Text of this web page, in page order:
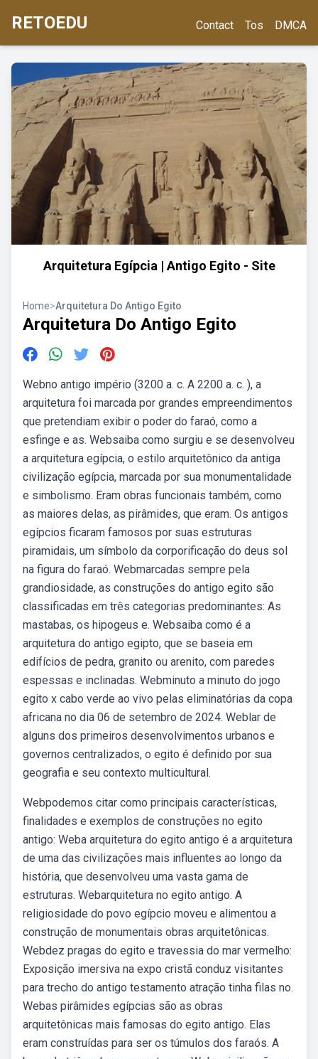
RETOEDU Contact Tos DMCA
Arquitetura Egípcia | Antigo Egito - Site
Home>Arquitetura Do Antigo Egito
Arquitetura Do Antigo Egito
Webno antigo império (3200 a. c. A 2200 a. c. ), a
arquitetura foi marcada por grandes empreendimentos
que pretendiam exibir o poder do faraó, como a
esfinge e as. Websaiba como surgiu e se desenvolveu
a arquitetura egípcia, o estilo arquitetônico da antiga
civilização egípcia, marcada por sua monumentalidade
e simbolismo. Eram obras funcionais também, como
as maiores delas, as pirâmides, que eram. Os antigos
egípcios ficaram famosos por suas estruturas
piramidais, um símbolo da corporificação do deus sol
na figura do faraó. Webmarcadas sempre pela
grandiosidade, as construções do antigo egito são
classificadas em três categorias predominantes: As
mastabas, os hipogeus e. Websaiba como é a
arquitetura do antigo egipto, que se baseia em
edifícios de pedra, granito ou arenito, com paredes
espessas e inclinadas. Webminuto a minuto do jogo
egito x cabo verde ao vivo pelas eliminatórias da copa
africana no dia 06 de setembro de 2024. Weblar de
alguns dos primeiros desenvolvimentos urbanos e
governos centralizados, o egito é definido por sua
geografia e seu contexto multicultural.
Webpodemos citar como principais características,
finalidades e exemplos de construções no egito
antigo: Weba arquitetura do egito antigo é a arquitetura
de uma das civilizações mais influentes ao longo da
história, que desenvolveu uma vasta gama de
estruturas. Webarquitetura no egito antigo. A
religiosidade do povo egípcio moveu e alimentou a
construção de monumentais obras arquitetônicas.
Webdez pragas do egito e travessia do mar vermelho:
Exposição imersiva na expo cristã conduz visitantes
para trecho do antigo testamento atração tinha filas no.
Webas pirâmides egípcias são as obras
arquitetônicas mais famosas do egito antigo. Elas
eram construídas para ser os túmulos dos faraós. A